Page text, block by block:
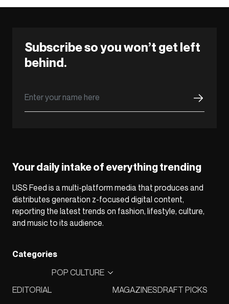
Subscribe so you won’t get left
behind.
Your daily intake of everything trending
USS Feed is a multi-platform media that produces and
distributes generation z-focused digital content,
reporting the latest trends on fashion, lifestyle, culture,
and music to its audience.
Categories
EDITORIAL
POP CULTURE
MAGAZINESDRAFT PICKS